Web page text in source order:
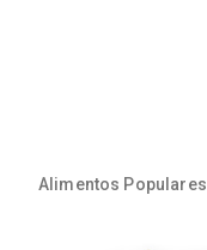
Alimentos Populares